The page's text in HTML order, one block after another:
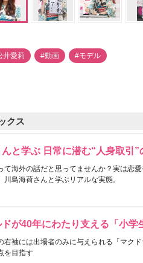
井愛莉 #動画 #モデル
クス
んと学ぶ 日常に潜む“人身取引”
て海外の話だと思ってませんか？実は恋
川島海荷さんと学ぶリアルな実態。
が40年にわたり支える「小学
右袖には出場者のみに与えられる「マク
を目指す